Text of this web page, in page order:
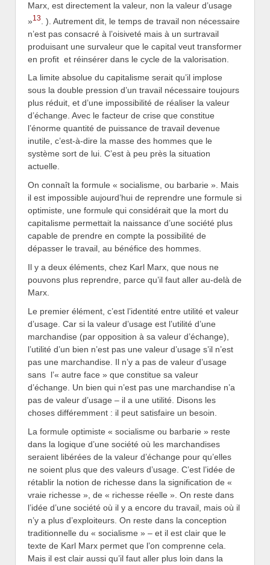
Marx, est directement la valeur, non la valeur d’usage
»13
. ). Autrement dit, le temps de travail non nécessaire
n’est pas consacré à l’oisiveté mais à un surtravail
produisant une survaleur que le capital veut transformer
en profit et réinsérer dans le cycle de la valorisation.
La limite absolue du capitalisme serait qu’il implose
sous la double pression d’un travail nécessaire toujours
plus réduit, et d’une impossibilité de réaliser la valeur
d’échange. Avec le facteur de crise que constitue
l’énorme quantité de puissance de travail devenue
inutile, c’est-à-dire la masse des hommes que le
système sort de lui. C’est à peu près la situation
actuelle.
On connaît la formule « socialisme, ou barbarie ». Mais
il est impossible aujourd’hui de reprendre une formule si
optimiste, une formule qui considérait que la mort du
capitalisme permettait la naissance d’une société plus
capable de prendre en compte la possibilité de
dépasser le travail, au bénéfice des hommes.
Il y a deux éléments, chez Karl Marx, que nous ne
pouvons plus reprendre, parce qu’il faut aller au-delà de
Marx.
Le premier élément, c’est l’identité entre utilité et valeur
d’usage. Car si la valeur d’usage est l’utilité d’une
marchandise (par opposition à sa valeur d’échange),
l’utilité d’un bien n’est pas une valeur d’usage s’il n’est
pas une marchandise. Il n’y a pas de valeur d’usage
sans l’« autre face » que constitue sa valeur
d’échange. Un bien qui n’est pas une marchandise n’a
pas de valeur d’usage – il a une utilité. Disons les
choses différemment : il peut satisfaire un besoin.
La formule optimiste « socialisme ou barbarie » reste
dans la logique d’une société où les marchandises
seraient libérées de la valeur d’échange pour qu’elles
ne soient plus que des valeurs d’usage. C’est l’idée de
rétablir la notion de richesse dans la signification de «
vraie richesse », de « richesse réelle ». On reste dans
l’idée d’une société où il y a encore du travail, mais où il
n’y a plus d’exploiteurs. On reste dans la conception
traditionnelle du « socialisme » – et il est clair que le
texte de Karl Marx permet que l’on comprenne cela.
Mais il est clair aussi qu’il faut aller plus loin dans la